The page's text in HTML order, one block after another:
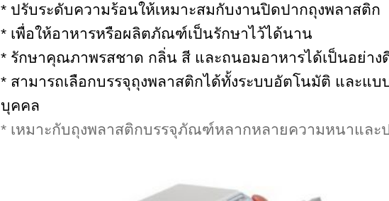
* ปรับระดับความร้อนให้เหมาะสมกับงานปิดปากถุงพลาสติก
* เพื่อให้อาหารหรือผลิตภัณฑ์เป็นรักษาไว้ได้นาน
* รักษาคุณภาพรสชาด กลิ่น สี และถนอมอาหารได้เป็นอย่าง
* สามารถเลือกบรรจุถุงพลาสติกได้ทั้งระบบอัตโนมัติ และแ
บุคคล
* เหมาะกับถุงพลาสติกบรรจุภัณฑ์หลากหลายความหนาและ